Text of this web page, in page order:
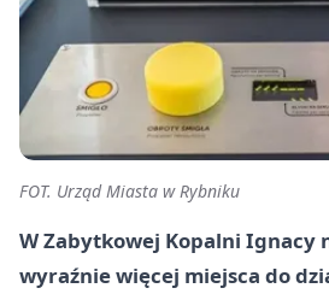
FOT. Urząd Miasta w Rybniku
W Zabytkowej Kopalni Ignacy
wyraźnie więcej miejsca do